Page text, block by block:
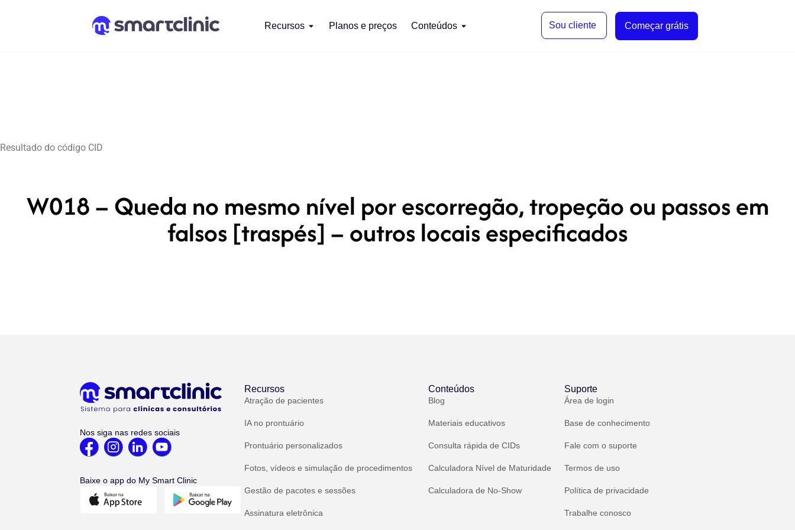
Recursos Planos e preços Conteúdos Sou cliente Começar grátis
Resultado do código CID
W018 – Queda no mesmo nível por escorregão, tropeção ou passos em
falsos [traspés] – outros locais especificados
Nos siga nas redes sociais
Baixe o app do My Smart Clinic
Recursos
Atração de pacientes
IA no prontuário
Prontuário personalizados
Fotos, vídeos e simulação de procedimentos
Gestão de pacotes e sessões
Assinatura eletrônica
Conteúdos
Blog
Materiais educativos
Consulta rápida de CIDs
Calculadora Nível de Maturidade
Calculadora de No-Show
Suporte
Área de login
Base de conhecimento
Fale com o suporte
Termos de uso
Política de privacidade
Trabalhe conosco